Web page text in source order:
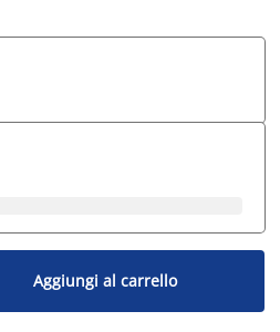
Aggiungi al carrello